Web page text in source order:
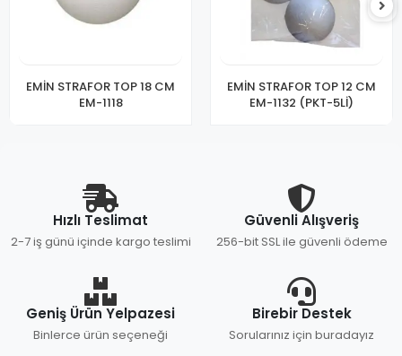
EMİN STRAFOR TOP 18 CM
EM-1118
EMİN STRAFOR TOP 12 CM
EM-1132 (PKT-5Lİ)
Hızlı Teslimat
2-7 iş günü içinde kargo teslimi
Güvenli Alışveriş
256-bit SSL ile güvenli ödeme
Geniş Ürün Yelpazesi
Binlerce ürün seçeneği
Birebir Destek
Sorularınız için buradayız